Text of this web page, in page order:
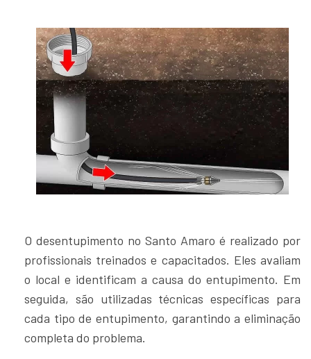
O desentupimento no Santo Amaro é realizado por
profissionais treinados e capacitados. Eles avaliam
o local e identificam a causa do entupimento. Em
seguida, são utilizadas técnicas específicas para
cada tipo de entupimento, garantindo a eliminação
completa do problema.